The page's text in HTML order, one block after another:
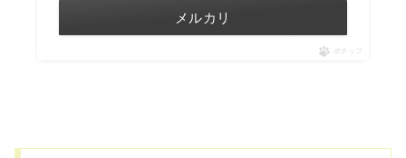
メルカリ
ポチップ